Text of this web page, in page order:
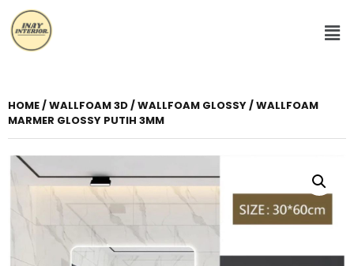
HOME/WALLFOAM 3D/WALLFOAM GLOSSY/ WALLFOAM
MARMER GLOSSY PUTIH 3MM